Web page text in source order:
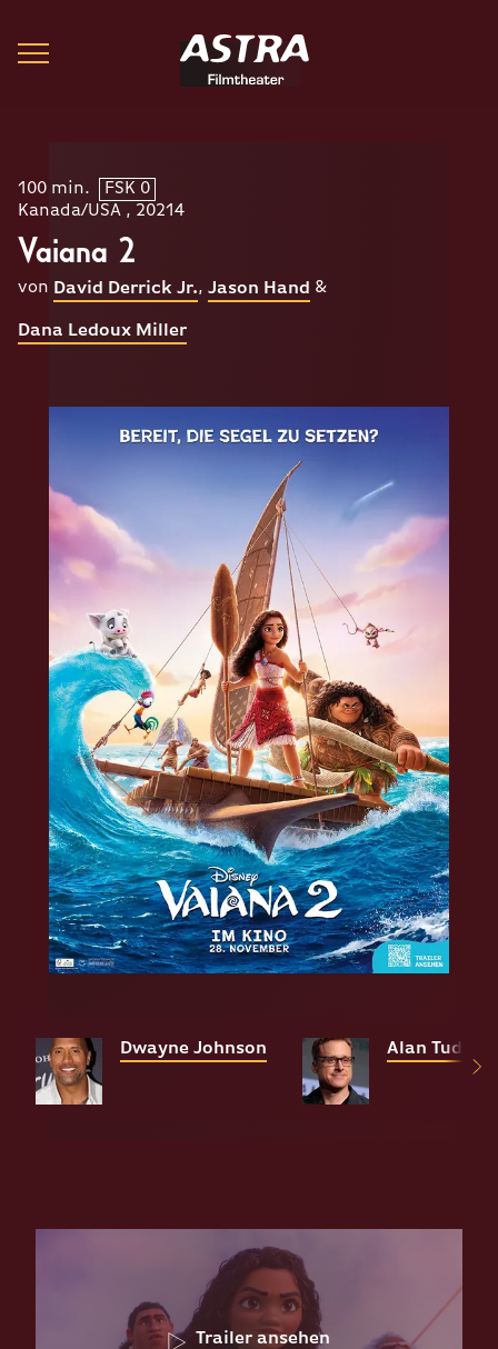
100 min.
FSK 0
Kanada/USA , 20214
Vaiana 2
von David Derrick Jr., Jason Hand &
Dana Ledoux Miller
Dwayne Johnson Alan Tudyk
Trailer ansehen